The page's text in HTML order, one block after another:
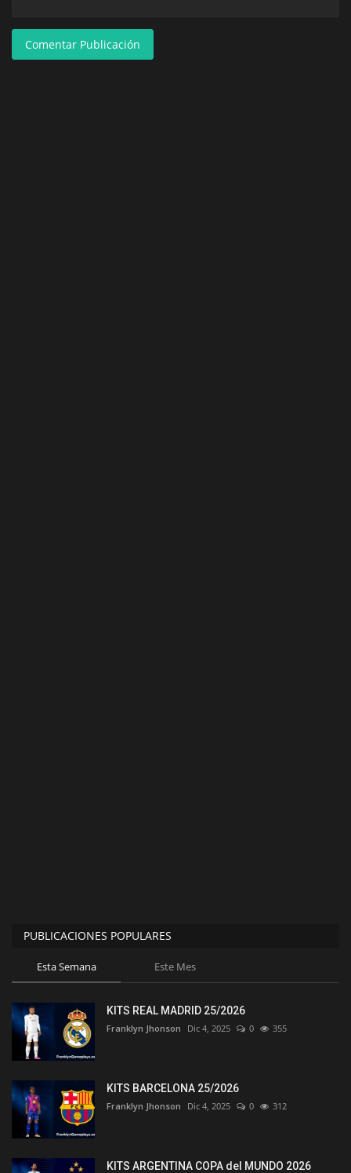
Comentar Publicación
PUBLICACIONES POPULARES
Esta Semana Este Mes
KITS REAL MADRID 25/2026
Franklyn Jhonson Dic 4, 2025 0 355
KITS BARCELONA 25/2026
Franklyn Jhonson Dic 4, 2025 0 312
KITS ARGENTINA COPA del MUNDO 2026